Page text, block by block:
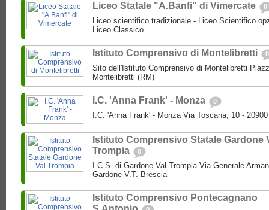
Liceo Statale "A.Banfi" di Vimercate 0
Liceo scientifico tradizionale - Liceo Scientifico
Liceo Classico
Istituto Comprensivo di Montelibretti 0
Sito dell'Istituto Comprensivo di Montelibretti
Montelibretti (RM)
I.C. 'Anna Frank' - Monza 0
I.C. 'Anna Frank' - Monza Via Toscana, 10 -
Istituto Comprensivo Statale Gardone
Trompia
0
I.C.S. di Gardone Val Trompia Via Generale
Gardone V.T. Brescia
Istituto Comprensivo Pontecagnano